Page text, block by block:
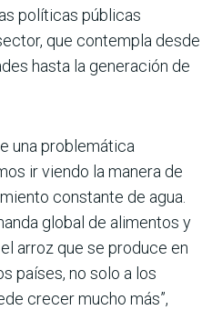
políticas públicas
que contempla desde
hasta la generación de
una problemática
ir viendo la manera de
constante de agua.
global de alimentos y
arroz que se produce en
países, no solo a los
crecer mucho más”,